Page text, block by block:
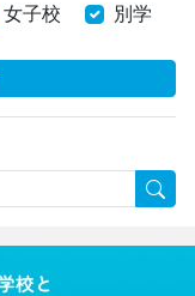
女子校 別学